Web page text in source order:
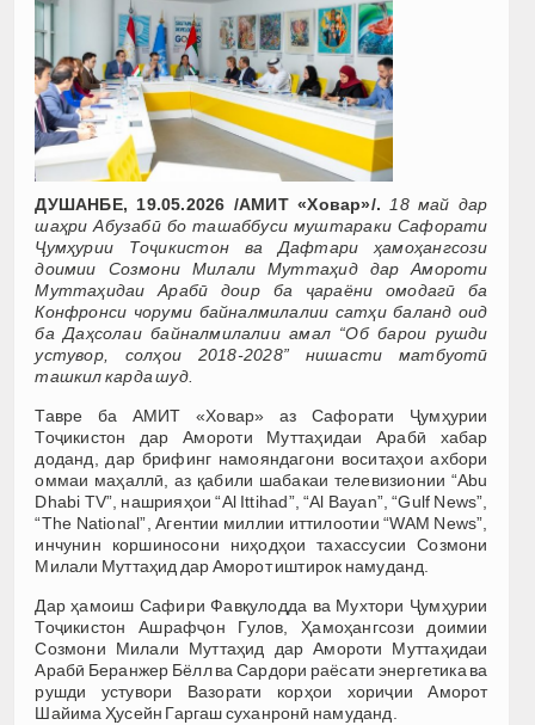
ДУШАНБЕ, 19.05.2026 /АМИТ «Ховар»/.
18 май дар
шаҳри Абузабӣ бо ташаббуси муштараки Сафорати
Ҷумҳурии Тоҷикистон ва Дафтари ҳамоҳангсози
доимии Созмони Милали Муттаҳид дар Амороти
Муттаҳидаи Арабӣ доир ба ҷараёни омодагӣ ба
Конфронси чоруми байналмилалии сатҳи баланд оид
ба Даҳсолаи байналмилалии амал “Об барои рушди
устувор, солҳои 2018-2028” нишасти матбуотӣ
ташкил карда шуд.
Тавре ба АМИТ «Ховар» аз Сафорати Ҷумҳурии
Тоҷикистон дар Амороти Муттаҳидаи Арабӣ хабар
доданд, дар брифинг намояндагони воситаҳои ахбори
оммаи маҳаллӣ, аз қабили шабакаи телевизионии “Abu
Dhabi TV”, нашрияҳои “Al Ittihad”, “Al Bayan”, “Gulf News”,
“The National”, Агентии миллии иттилоотии “WAM News”,
инчунин коршиносони ниҳодҳои тахассусии Созмони
Милали Муттаҳид дар Аморот иштирок намуданд.
Дар ҳамоиш Сафири Фавқулодда ва Мухтори Ҷумҳурии
Тоҷикистон Ашрафҷон Гулов, Ҳамоҳангсози доимии
Созмони Милали Муттаҳид дар Амороти Муттаҳидаи
Арабӣ Беранжер Бёлл ва Сардори раёсати энергетика ва
рушди устувори Вазорати корҳои хориҷии Аморот
Шайима Ҳусейн Гаргаш суханронӣ намуданд.